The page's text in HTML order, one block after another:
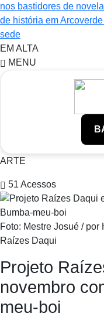
nos bastidores de novela
de história em
sede
EM ALTA
MENU
ARTE
51 Acessos
Foto: Mestre Josué /
Raízes Daqui
Projeto
novembro
meu-boi